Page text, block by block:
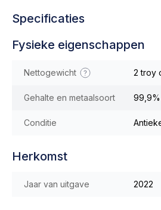
Specificaties
Fysieke eigenschappen
Nettogewicht 2 troy
Gehalte en metaalsoort
Conditie
Herkomst
Jaar van uitgave 2022